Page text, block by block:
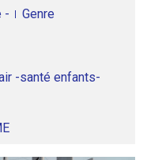
- Genre
-santé enfants-